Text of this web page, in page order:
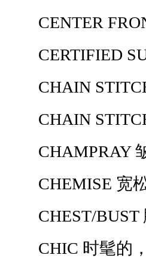
CENTER
CERTIFIED
CHAIN
CHAIN
CHAMPRAY
CHEMISE 宽
CHEST/BUST
CHIC 时髦的